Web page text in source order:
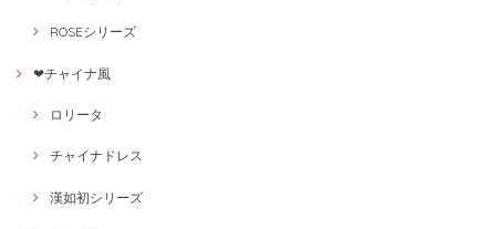
ROSEシリーズ
❤チャイナ風
ロリータ
チャイナドレス
漢如初シリーズ